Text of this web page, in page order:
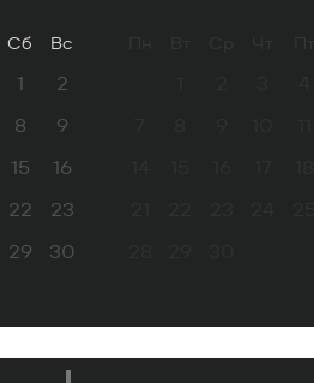
Сб Вс
1
2
8
9
15
16
22
23
29
30